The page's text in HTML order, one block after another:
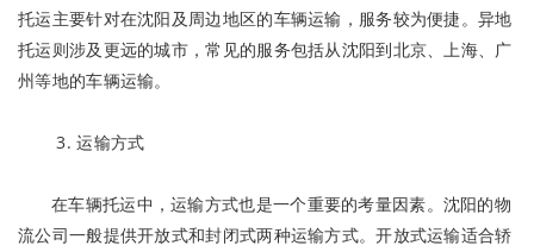
托运主要针对在沈阳及周边地区的车辆运输，服务较为便捷。异地
托运则涉及更远的城市，常见的服务包括从沈阳到北京、上海、广
州等地的车辆运输。
3. 运输方式
在车辆托运中，运输方式也是一个重要的考量因素。沈阳的物
流公司一般提供开放式和封闭式两种运输方式。开放式运输适合轿